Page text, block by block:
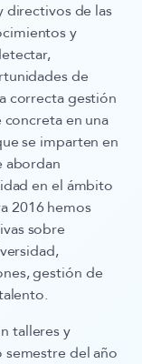
directivos de las
y
de
correcta gestión
en una
se imparten en
abordan
en el ámbito
2016 hemos
sobre
gestión de
talleres y
semestre del año